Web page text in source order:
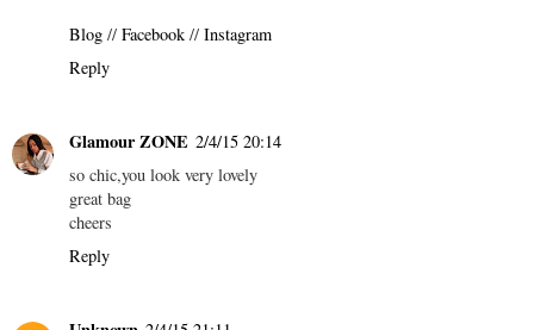
Blog // Facebook // Instagram
Reply
Glamour ZONE 2/4/15 20:14
so chic,you look very lovely
great bag
cheers
Reply